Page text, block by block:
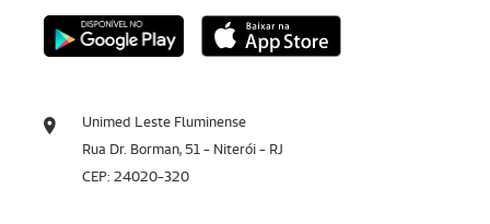
Unimed Leste Fluminense
Rua Dr. Borman, 51 - Niterói - RJ
CEP: 24020-320